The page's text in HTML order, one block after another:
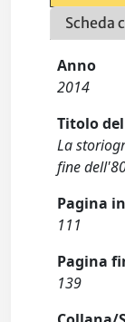
Scheda
Anno
2014
Titolo
La
fine
Pagina
111
Pagina
139